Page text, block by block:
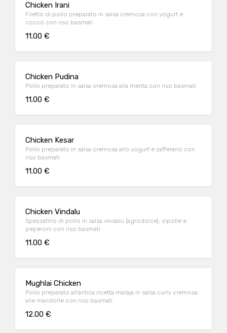
Chicken Irani
Filetto di pollo preparato in salsa cremosa con yogurt e
cocco con riso basmati
11.00 €
Chicken Pudina
Pollo preparato in salsa cremosa alla menta con riso basmati
11.00 €
Chicken Kesar
Pollo preparato in salsa cremosa allo yogurt e zafferano con
riso basmati
11.00 €
Chicken Vindalu
Spezzatino di pollo in salsa vindalu (agrodolce), cipolle e
peperoni con riso basmati
11.00 €
Mughlai Chicken
Pollo preparato all'antica ricetta maraja in salsa curry cremosa
alle mandorle con riso basmati
12.00 €